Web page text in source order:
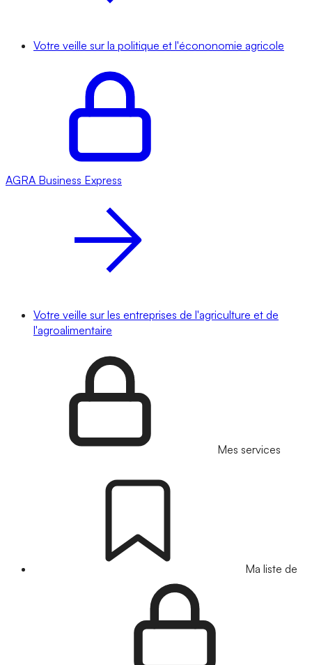
Votre veille sur la politique et l'écononomie agricole
AGRA Business Express
Votre veille sur les entreprises de l'agriculture et de
l'agroalimentaire
Mes services
Ma liste de